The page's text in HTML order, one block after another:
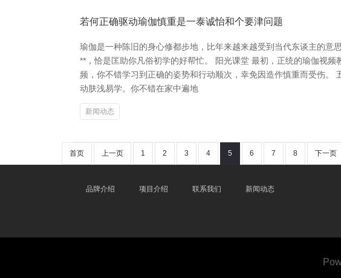
若何正确驱动瑜伽慎重是一泰诚怡和个要津问题
瑜伽是一种陈旧的身心修都步地，比年来越来越受到当代东谈主的意
**，恰是匡助你凡俗初学的好帮忙。 阳光课堂 最初，正统的瑜伽视
频，你不错学习到正确的姿势和行动顺次，幸免因造作慎重而受伤
动肤浅易学。你不错在家中遍地
新闻动态
首页 上一页 1 2 3 4 5 6 7 8 下一页
品牌介绍 项目介绍 联系我们 新闻动态